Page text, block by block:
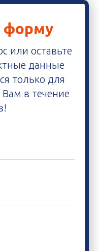
форму
или оставьте
данные
только для
в течение